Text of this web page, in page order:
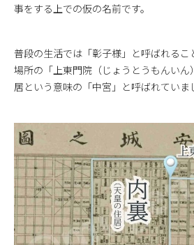
事をする上での仮の名前です。
普段の生活では「彰子様」と呼ばれる
場所の「上東門院（じょうとうもんい
居という意味の「中宮」と呼ばれていま